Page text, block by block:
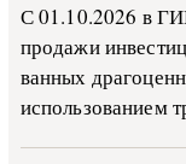
С 01.10.2026 в
про­да­жи
ван­ных
ис­поль­зо­ва­ни­ем